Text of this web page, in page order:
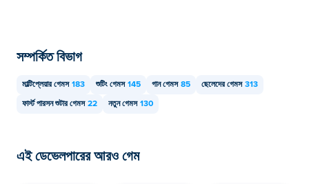
সম্পর্কিত বিভাগ
মাল্টিপ্লেয়ার গেমস 183 শুটিং গেমস 145 গান গেমস 85 ছেলেদের গেমস 313
ফার্স্ট পারসন শুটার গেমস 22 নতুন গেমস 130
এই ডেভেলপারের আরও গেম